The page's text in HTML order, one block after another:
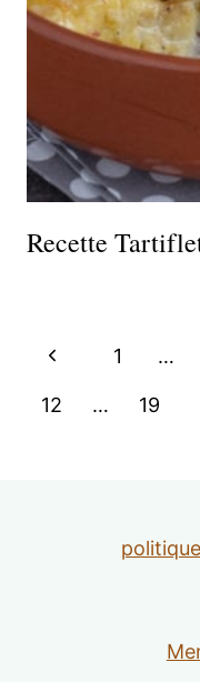
Recette
Navigation
de
Page
précédente
1 …
12 … 19